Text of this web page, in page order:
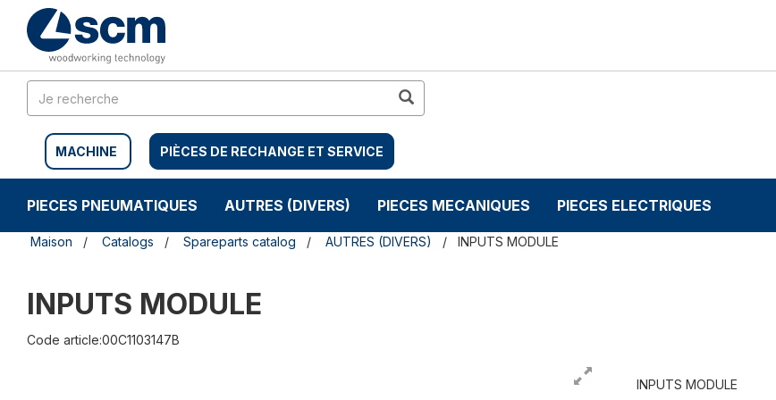
contenu
sauter
navigation
MACHINE PIÈCES DE RECHANGE ET SERVICE
PIECES PNEUMATIQUES AUTRES (DIVERS) PIECES MECANIQUES PIECES ELECTRIQUES
Maison Catalogs Spareparts catalog AUTRES (DIVERS) INPUTS MODULE
INPUTS MODULE
Code article:00C1103147B
INPUTS MODULE